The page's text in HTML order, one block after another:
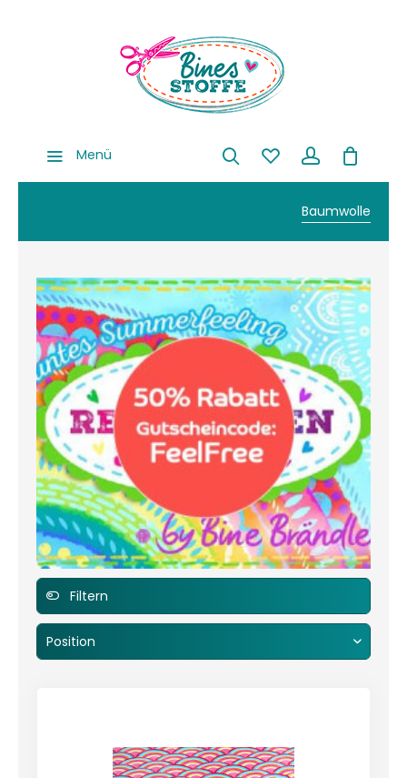
Menü
Baumwolle
Filtern